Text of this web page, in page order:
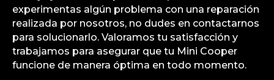
experimentas algún problema con una reparación
realizada por nosotros, no dudes en contactarnos
para solucionarlo. Valoramos tu satisfacción y
trabajamos para asegurar que tu Mini Cooper
funcione de manera óptima en todo momento.